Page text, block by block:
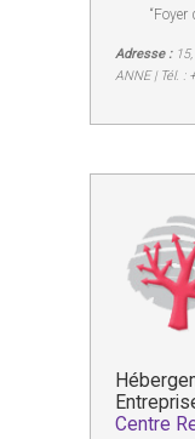
“Foyer
Adresse :15,
ANNE | Tél. :
Centre